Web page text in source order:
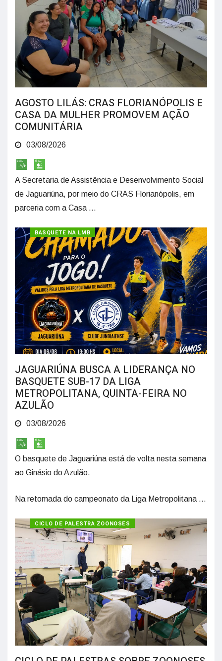
AGOSTO LILÁS: CRAS FLORIANÓPOLIS E
CASA DA MULHER PROMOVEM AÇÃO
COMUNITÁRIA
03/08/2026
A Secretaria de Assistência e Desenvolvimento Social
de Jaguariúna, por meio do CRAS Florianópolis, em
parceria com a Casa ...
BASQUETE NA LMB
JAGUARIÚNA BUSCA A LIDERANÇA NO
BASQUETE SUB-17 DA LIGA
METROPOLITANA, QUINTA-FEIRA NO
AZULÃO
03/08/2026
O basquete de Jaguariúna está de volta nesta semana
ao Ginásio do Azulão.
Na retomada do campeonato da Liga Metropolitana ...
CICLO DE PALESTRA ZOONOSES